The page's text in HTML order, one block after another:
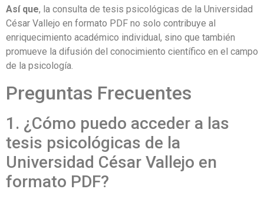
Así que, la consulta de tesis psicológicas de la Universidad
César Vallejo en formato PDF no solo contribuye al
enriquecimiento académico individual, sino que también
promueve la difusión del conocimiento científico en el campo
de la psicología.
Preguntas Frecuentes
1. ¿Cómo puedo acceder a las
tesis psicológicas de la
Universidad César Vallejo en
formato PDF?